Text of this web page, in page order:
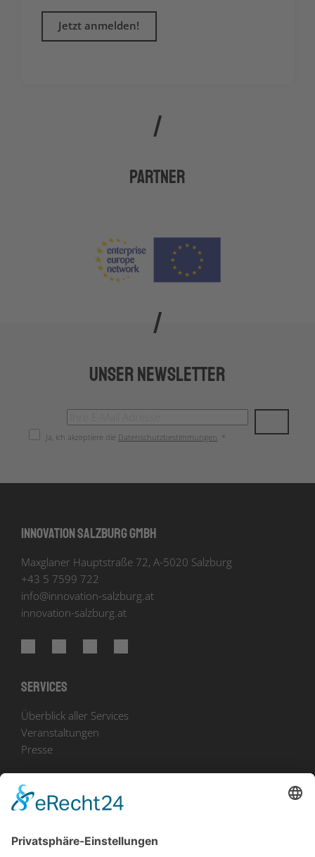
Jetzt anmelden!
Partner
Unser Newsletter
Ja, ich akzeptiere die Datenschutzbestimmungen. *
Innovation Salzburg GmbH
Maxglaner Hauptstraße 72, A-5020 Salzburg
+43 5 7599 722
info@innovation-salzburg.at
innovation-salzburg.at
Services
Überblick aller Services
Veranstaltungen
Presse
Bekanntmachungen